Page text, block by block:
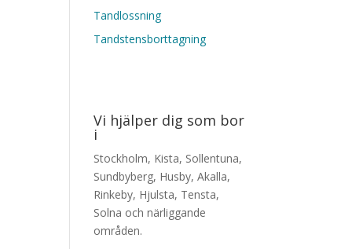
Tandlossning
Tandstensborttagning
Vi hjälper dig som bor
i
Stockholm, Kista, Sollentuna,
Sundbyberg, Husby, Akalla,
Rinkeby, Hjulsta, Tensta,
Solna och närliggande
områden.